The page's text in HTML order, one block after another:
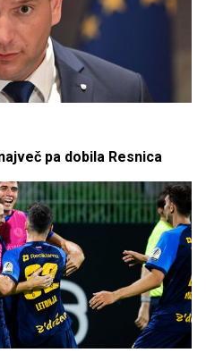
pa dobila Resnica